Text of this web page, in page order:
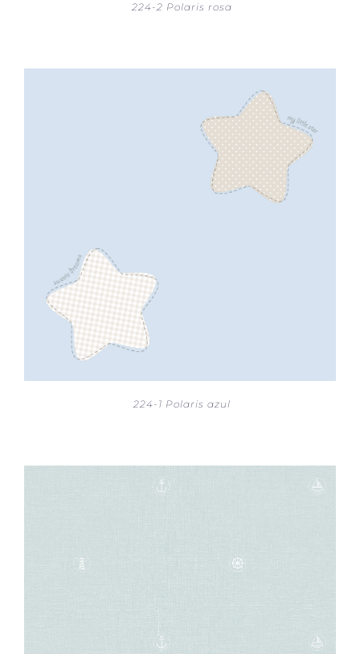
224-2 Polaris rosa
224-1 Polaris azul